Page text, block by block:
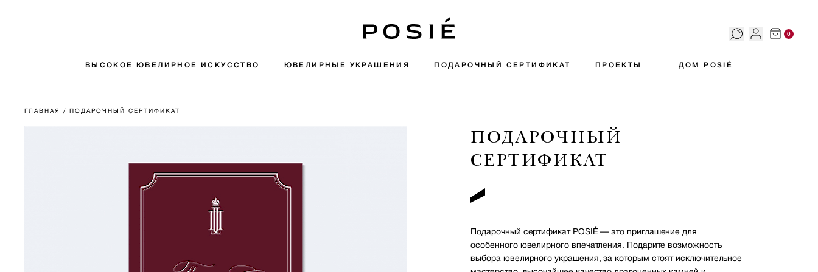
0
ВЫСОКОЕ ЮВЕЛИРНОЕ ИСКУССТВО ЮВЕЛИРНЫЕ УКРАШЕНИЯ ПОДАРОЧНЫЙ СЕРТИФИКАТ ПРОЕКТЫ ДОМ POSIÉ
ГЛАВНАЯ / ПОДАРОЧНЫЙ СЕРТИФИКАТ
ПОДАРОЧНЫЙ
СЕРТИФИКАТ
Подарочный сертификат POSIÉ — это приглашение для
особенного ювелирного впечатления. Подарите возможность
выбора ювелирного украшения, за которым стоят исключительное